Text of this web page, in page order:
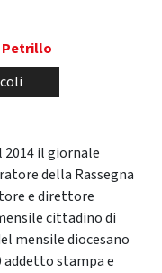
Petrillo
il giornale
della Rassegna
e direttore
cittadino di
mensile diocesano
addetto stampa e